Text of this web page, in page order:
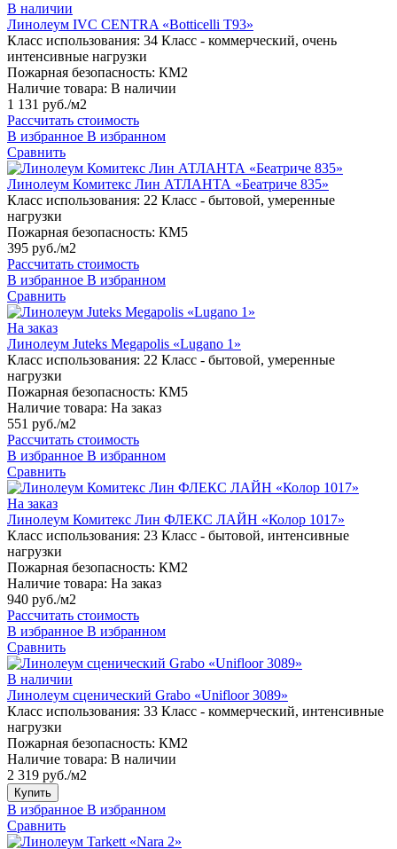
В наличии
Линолеум IVC CENTRA «Botticelli T93»
Класс использования: 34 Класс - коммерческий, очень
интенсивные нагрузки
Пожарная безопасность: КМ2
Наличие товара: В наличии
1 131 руб./м2
Рассчитать стоимость
В избранное В избранном
Сравнить
Линолеум Комитекс Лин АТЛАНТА «Беатриче 835»
Класс использования: 22 Класс - бытовой, умеренные
нагрузки
Пожарная безопасность: КМ5
395 руб./м2
Рассчитать стоимость
В избранное В избранном
Сравнить
На заказ
Линолеум Juteks Megapolis «Lugano 1»
Класс использования: 22 Класс - бытовой, умеренные
нагрузки
Пожарная безопасность: КМ5
Наличие товара: На заказ
551 руб./м2
Рассчитать стоимость
В избранное В избранном
Сравнить
На заказ
Линолеум Комитекс Лин ФЛЕКС ЛАЙН «Колор 1017»
Класс использования: 23 Класс - бытовой, интенсивные
нагрузки
Пожарная безопасность: КМ2
Наличие товара: На заказ
940 руб./м2
Рассчитать стоимость
В избранное В избранном
Сравнить
В наличии
Линолеум сценический Grabo «Unifloor 3089»
Класс использования: 33 Класс - коммерческий, интенсивные
нагрузки
Пожарная безопасность: КМ2
Наличие товара: В наличии
2 319 руб./м2
Купить
В избранное В избранном
Сравнить